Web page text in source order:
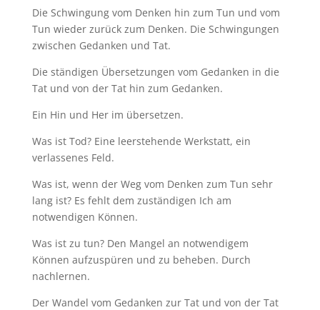
Die Schwingung vom Denken hin zum Tun und vom
Tun wieder zurück zum Denken. Die Schwingungen
zwischen Gedanken und Tat.
Die ständigen Übersetzungen vom Gedanken in die
Tat und von der Tat hin zum Gedanken.
Ein Hin und Her im übersetzen.
Was ist Tod? Eine leerstehende Werkstatt, ein
verlassenes Feld.
Was ist, wenn der Weg vom Denken zum Tun sehr
lang ist? Es fehlt dem zuständigen Ich am
notwendigen Können.
Was ist zu tun? Den Mangel an notwendigem
Können aufzuspüren und zu beheben. Durch
nachlernen.
Der Wandel vom Gedanken zur Tat und von der Tat